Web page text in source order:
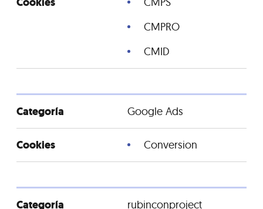
CMPRO
CMID
Google Ads
Conversion
rubinconproject